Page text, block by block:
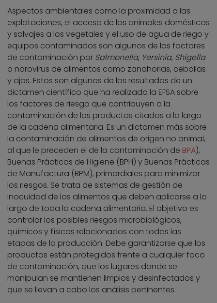
Aspectos ambientales como la proximidad a las
explotaciones, el acceso de los animales domésticos
y salvajes a los vegetales y el uso de agua de riego y
equipos contaminados son algunos de los factores
de contaminación por Salmonella, Yersinia, Shigella
o norovirus de alimentos como zanahorias, cebollas
y ajos. Estos son algunos de los resultados de un
dictamen científico que ha realizado la EFSA sobre
los factores de riesgo que contribuyen a la
contaminación de los productos citados a lo largo
de la cadena alimentaria. Es un dictamen más sobre
la contaminación de alimentos de origen no animal,
al que le preceden el de la contaminación de BPA),
Buenas Prácticas de Higiene (BPH) y Buenas Prácticas
de Manufactura (BPM), primordiales para minimizar
los riesgos. Se trata de sistemas de gestión de
inocuidad de los alimentos que deben aplicarse a lo
largo de toda la cadena alimentaria. El objetivo es
controlar los posibles riesgos microbiológicos,
químicos y físicos relacionados con todas las
etapas de la producción. Debe garantizarse que los
productos están protegidos frente a cualquier foco
de contaminación, que los lugares donde se
manipulan se mantienen limpios y desinfectados y
que se llevan a cabo los análisis pertinentes.